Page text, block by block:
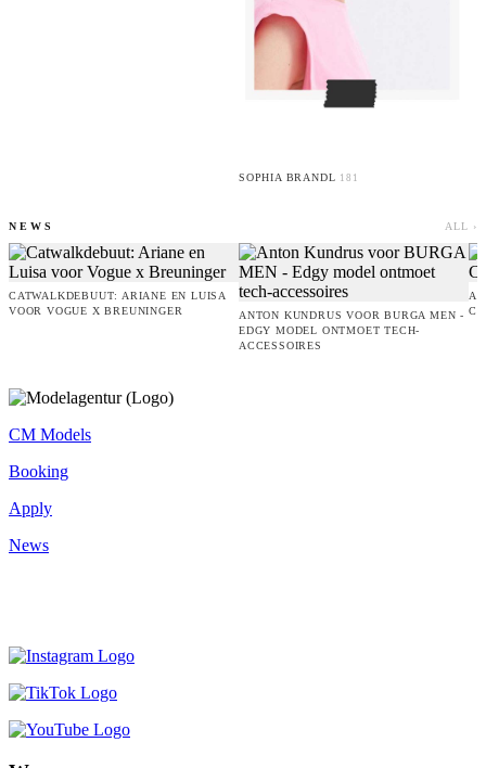
SOPHIA BRANDL 181
NEWS ALL ›
CATWALKDEBUUT: ARIANE EN LUISA
VOOR VOGUE X BREUNINGER
ANTON KUNDRUS VOOR BURGA MEN -
EDGY MODEL ONTMOET TECH-
ACCESSOIRES
CM Models
Booking
Apply
News